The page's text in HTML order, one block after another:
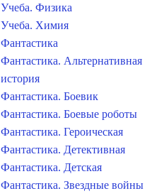
Учеба. Физика
Учеба. Химия
Фантастика
Фантастика. Альтернативная
история
Фантастика. Боевик
Фантастика. Боевые роботы
Фантастика. Героическая
Фантастика. Детективная
Фантастика. Детская
Фантастика. Звездные войны